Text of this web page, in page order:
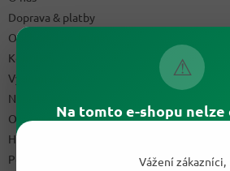
⚠
Na tomto e-shopu
Vážení zákazníci,
Doprava & platby
Obchodní podmínky
Kontakty
Výdejní místo
Napište nám
Ochrana osobních údajů GDPR
Hodnocení obchodu
Podmínky uplatnění práv z vadného plnění